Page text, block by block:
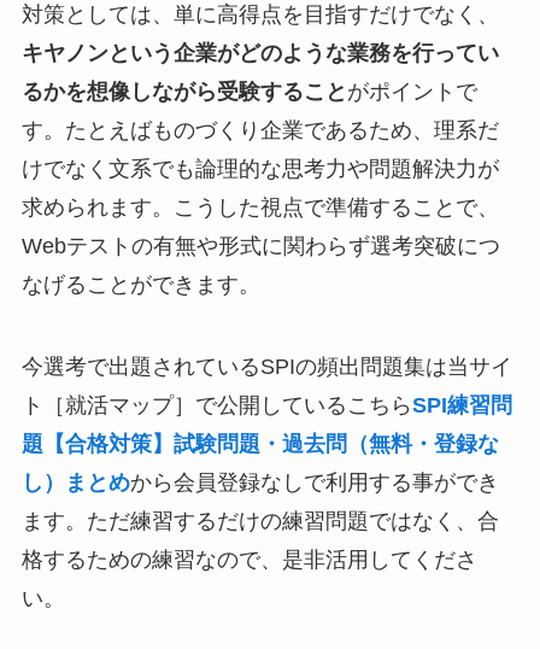
対策としては、単に高得点を目指すだけでなく、
キヤノンという企業がどのような業務を行ってい
るかを想像しながら受験すること がポイントで
す。たとえばものづくり企業であるため、理系だ
けでなく文系でも論理的な思考力や問題解決力が
求められます。こうした視点で準備することで、
Webテストの有無や形式に関わらず選考突破につ
なげることができます。
今選考で出題されているSPIの頻出問題集は当サイ
ト［就活マップ］で公開しているこちらSPI練習問
題【合格対策】試験問題・過去問（無料・登録な
し）まとめから会員登録なしで利用する事ができ
ます。ただ練習するだけの練習問題ではなく、合
格するための練習なので、是非活用してくださ
い。